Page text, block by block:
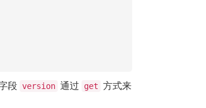
段 version 通过 get 方式来